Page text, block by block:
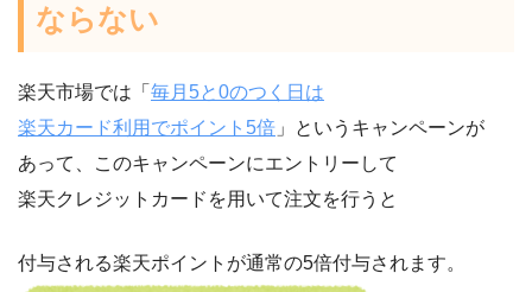
ならない
楽天市場では「 毎月5と0のつく日は
楽天カード利用でポイント5倍 」というキャンペーンが
あって、このキャンペーンにエントリーして
楽天クレジットカードを用いて注文を行うと
付与される楽天ポイントが通常の5倍付与されます。